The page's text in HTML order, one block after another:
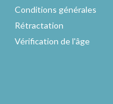
Conditions générales
Rétractation
Vérification de l'âge